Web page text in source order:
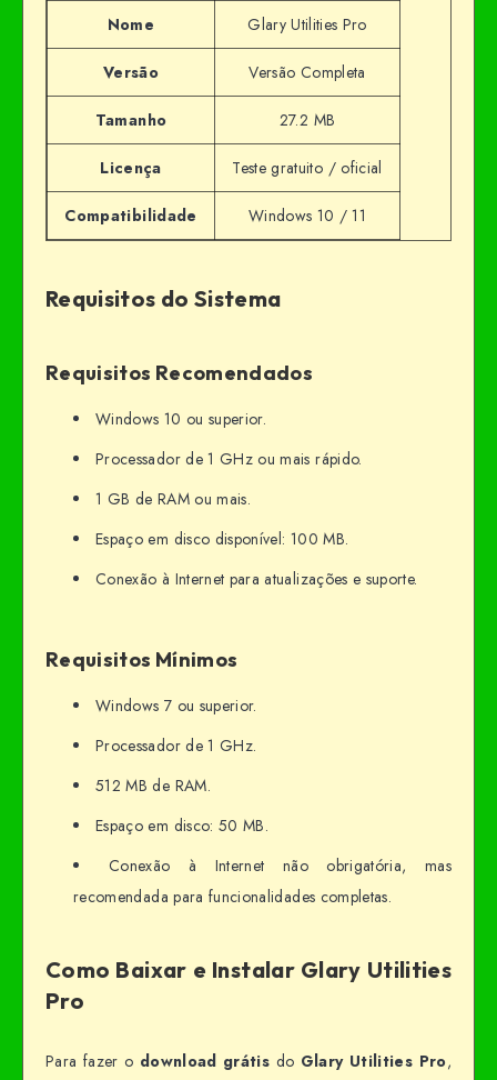
Nome Glary Utilities Pro
Versão Versão Completa
Tamanho 27.2 MB
Licença Teste gratuito / oficial
Compatibilidade Windows 10 / 11
Requisitos do Sistema
Requisitos Recomendados
Windows 10 ou superior.
Processador de 1 GHz ou mais rápido.
1 GB de RAM ou mais.
Espaço em disco disponível: 100 MB.
Conexão à Internet para atualizações e suporte.
Requisitos Mínimos
Windows 7 ou superior.
Processador de 1 GHz.
512 MB de RAM.
Espaço em disco: 50 MB.
Conexão à Internet não obrigatória, mas
recomendada para funcionalidades completas.
Como Baixar e Instalar Glary Utilities
Pro
Para fazer o download grátis do Glary Utilities Pro,